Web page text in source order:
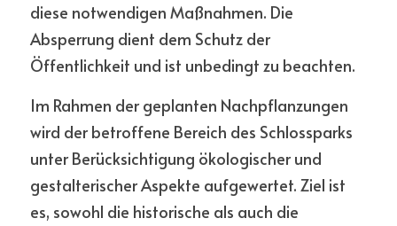
diese notwendigen Maßnahmen. Die
Absperrung dient dem Schutz der
Öffentlichkeit und ist unbedingt zu beachten.
Im Rahmen der geplanten Nachpflanzungen
wird der betroffene Bereich des Schlossparks
unter Berücksichtigung ökologischer und
gestalterischer Aspekte aufgewertet. Ziel ist
es, sowohl die historische als auch die